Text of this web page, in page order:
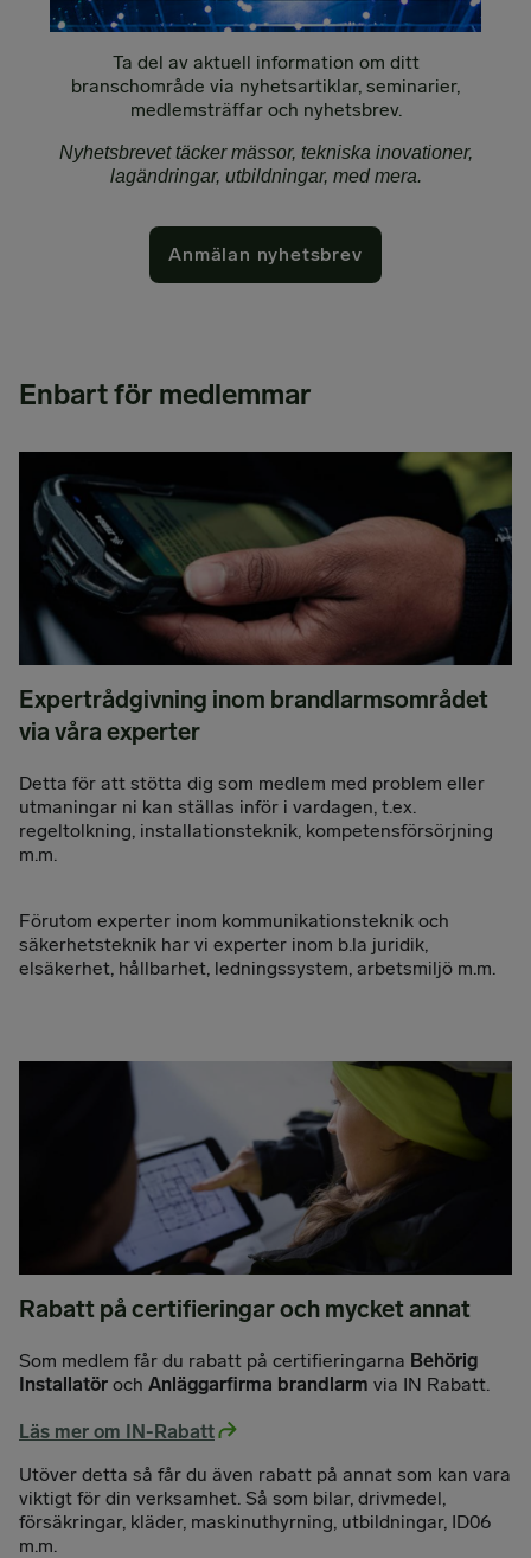
Ta del av aktuell information om ditt
branschområde via nyhetsartiklar, seminarier,
medlemsträffar och nyhetsbrev.
Nyhetsbrevet täcker mässor, tekniska inovationer,
lagändringar, utbildningar, med mera.
Anmälan nyhetsbrev
Enbart för medlemmar
Expertrådgivning inom brandlarmsområdet
via våra experter
Detta för att stötta dig som medlem med problem eller
utmaningar ni kan ställas inför i vardagen, t.ex.
regeltolkning, installationsteknik, kompetensförsörjning
m.m.
Förutom experter inom kommunikationsteknik och
säkerhetsteknik har vi experter inom b.la juridik,
elsäkerhet, hållbarhet, ledningssystem, arbetsmiljö m.m.
Rabatt på certifieringar och mycket annat
Som medlem får du rabatt på certifieringarna Behörig
Installatör och Anläggarfirma brandlarm via IN Rabatt.
Läs mer om IN-Rabatt
Utöver detta så får du även rabatt på annat som kan vara
viktigt för din verksamhet. Så som bilar, drivmedel,
försäkringar, kläder, maskinuthyrning, utbildningar, ID06
m.m.